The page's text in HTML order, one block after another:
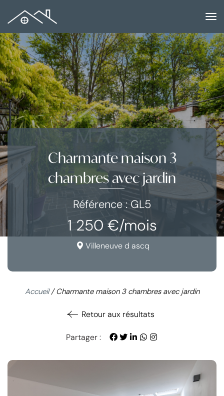
Charmante maison 3
chambres avec jardin
Référence : GL5
1 250 €/mois
Villeneuve d ascq
Accueil/Charmante maison 3 chambres avec jardin
Retour aux résultats
Partager :